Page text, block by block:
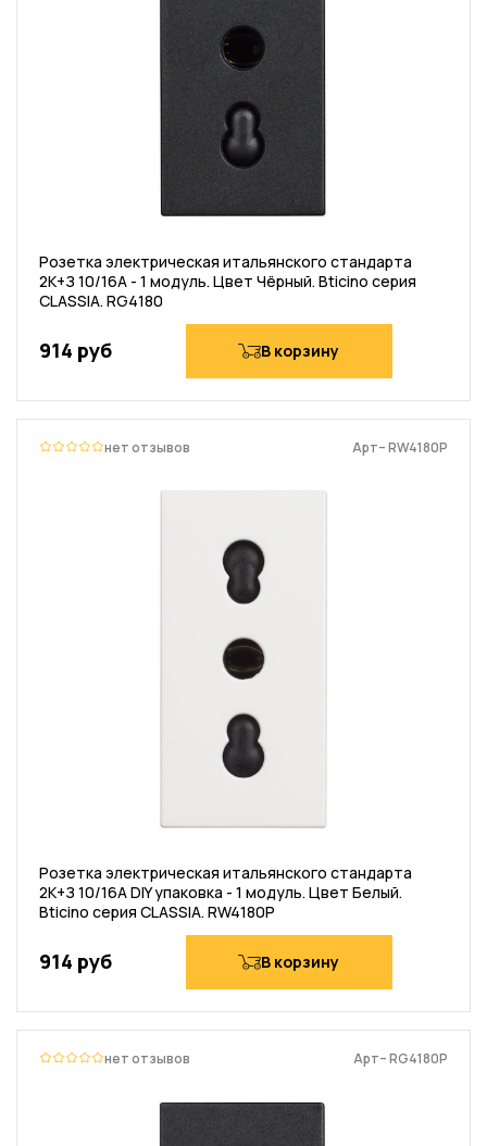
Розетка электрическая итальянского стандарта
2К+З 10/16А - 1 модуль. Цвет Чёрный. Bticino серия
CLASSIA. RG4180
914 руб В корзину
нет отзывов Арт– RW4180P
Розетка электрическая итальянского стандарта
2К+З 10/16А DIY упаковка - 1 модуль. Цвет Белый.
Bticino серия CLASSIA. RW4180P
914 руб В корзину
нет отзывов Арт– RG4180P